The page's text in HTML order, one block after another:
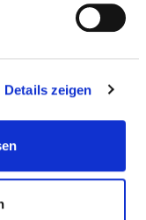
Details zeigen
Nasszelle